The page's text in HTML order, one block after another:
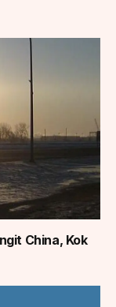
China, Kok